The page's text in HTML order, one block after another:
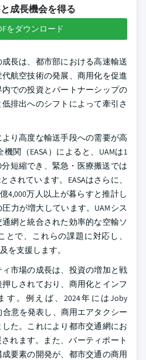
成長機会を得る
をダウンロード
長は、都市部における高速輸送
航空技術の発展、商用化を促進
での投資とパートナーシップの
排出へのシフトによって牽引さ
り高度な輸送手段への需要が高
関（EASA）によると、UAMは1
短縮でき、緊急・医療搬送では
されています。EASAはさらに、
4,000万人以上が暮らすと推計し
力が増大しています。UAMシス
網と統合された効率的な空輸ソ
とで、これらの課題に対応し、
を支援します。
市場の成長は、投資の増加と戦
しされており、商用化とインフ
す。例えば、2024年にはJoby
合意を発表し、商用エアタクシー
た。これにより都市交通網にお
れます。また、バーティポート
要素の開発が、都市交通の商用